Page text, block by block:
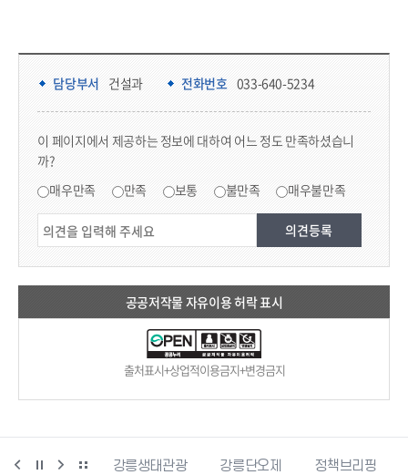
담당부서 정보 & 컨텐츠 만족도 조사 & 공공저작물 자유이용 허락 표시
담당부서 건설과 전화번호 033-640-5234
이 페이지에서 제공하는 정보에 대하여 어느 정도 만족하셨습니
까?
매우만족 만족 보통 불만족 매우불만족
공공저작물 자유이용 허락 표시
출처표시+상업적이용금지+변경금지
동물사랑센터 강릉생태관광 강릉단오제 정책브리핑